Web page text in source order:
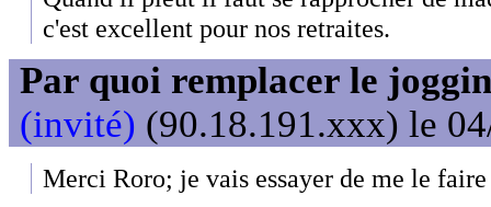
c'est excellent pour nos retraites.
Par quoi remplacer le
(invité) (90.18.191.xxx) le
Merci Roro; je vais essayer de me le